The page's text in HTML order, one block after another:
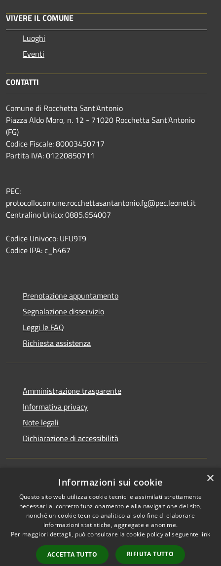
VIVERE IL COMUNE
Luoghi
Eventi
CONTATTI
Comune di Rocchetta Sant'Antonio
Piazza Aldo Moro, n. 12 - 71020 Rocchetta Sant'Antonio
(FG)
Codice Fiscale: 80003450717
Partita IVA: 01220850711
PEC:
protocollocomune.rocchettasantantonio.fg@pec.leonet.it
Centralino Unico: 0885.654007
Codice Univoco: UFU9T9
Codice IPA: c_h467
Prenotazione appuntamento
Segnalazione disservizio
Leggi le FAQ
Richiesta assistenza
Amministrazione trasparente
Informativa privacy
Note legali
Dichiarazione di accessibilità
Accessibilità
Privacy
Mappa del sito
Extranet
Intranet
Copyright © 2026 • Comune di
Rocchetta Sant'Antonio •
Powered by Municipium•
Accesso redazione
×
Informazioni sui cookie
Questo sito web utilizza cookie tecnici e assimilati strettamente
necessari al corretto funzionamento e alla navigazione del sito,
nonché un cookie tecnico analitico al solo fine di elaborare
informazioni statistiche, aggregate e anonime.
Per maggiori dettagli, può consultare la cookie policy al seguente link
ACCETTA TUTTO RIFIUTA TUTTO